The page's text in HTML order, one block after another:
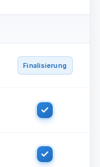
Finalisierung